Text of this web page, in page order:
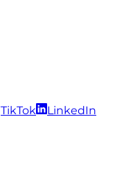
TikTok LinkedIn